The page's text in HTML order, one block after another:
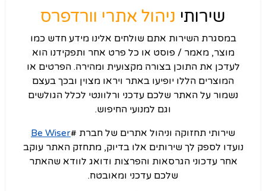
שירותי ניהול אתרי וורדפרס
במסגרת השירות אתם שולחים אלינו מידע חדש כמו
מוצר, מאמר / פוסט או כל פרט אחר ותפקידנו הוא
לעדכן את התוכן בצורה מקצועית ומהירה. הפרטים או
המוצרים הללו יופיעו באתר ויראו מצוין ובכך בעצם
נשמור על האתר שלכם עדכני ורלוונטי לכלל הגולשים
וגם למנועי החיפוש.
שירותי תחזוקה וניהול אתרים של חברת #Be Wiser
נועדו לספק לך שירותים אלו בדיוק, מתחזק האתר עוקב
אחר עדכוני הגרסאות והפרצות ודואג לוודא שהאתר
שלכם עדכני ומאובטח.